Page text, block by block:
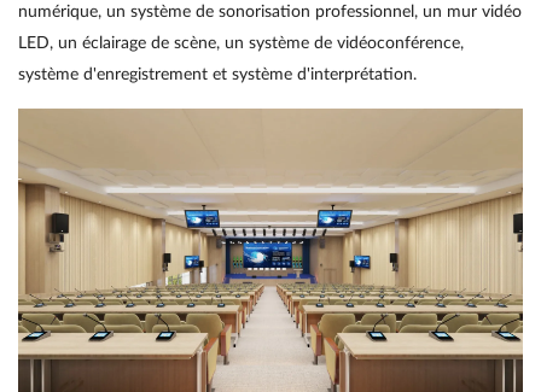
numérique, un système de sonorisation professionnel, un mur vidéo
LED, un éclairage de scène, un système de vidéoconférence,
système d'enregistrement et système d'interprétation.